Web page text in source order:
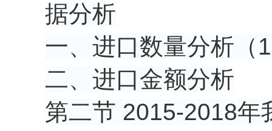
据分析
一、进口数量分析（
二、进口金额分析
第二节 2015-2018年